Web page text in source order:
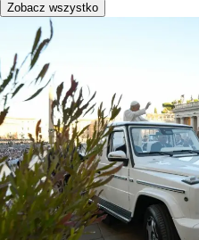
Zobacz wszystko